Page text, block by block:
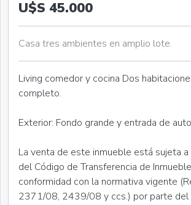
U$S 45.000
Casa tres ambientes en amplio lote.
Living comedor y cocina Dos
completo.
Exterior: Fondo grande y entrada de
La venta de este inmueble está sujeta
del Código de Transferencia de
conformidad con la normativa vigente
2371/08, 2439/08 y ccs.) por parte del